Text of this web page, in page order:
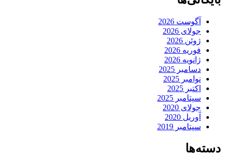
آگوست 2026
جولای 2026
ژوئن 2026
فوریه 2026
ژانویه 2026
دسامبر 2025
نوامبر 2025
اکتبر 2025
سپتامبر 2025
جولای 2020
آوریل 2020
سپتامبر 2019
دسته‌ها